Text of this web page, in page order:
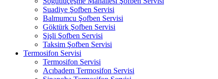
Suadiye Şofben Servisi
Balmumcu Şofben Servisi
Göktürk Şofben Servisi
Şişli Şofben Servisi
Taksim Şofben Servisi
Termosifon Servisi
Termosifon Servisi
Acıbadem Termosifon Servisi